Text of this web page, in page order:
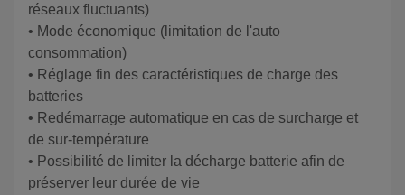
réseaux fluctuants)
• Mode économique (limitation de l'auto
consommation)
• Réglage fin des caractéristiques de charge des
batteries
• Redémarrage automatique en cas de surcharge et
de sur-température
• Possibilité de limiter la décharge batterie afin de
préserver leur durée de vie